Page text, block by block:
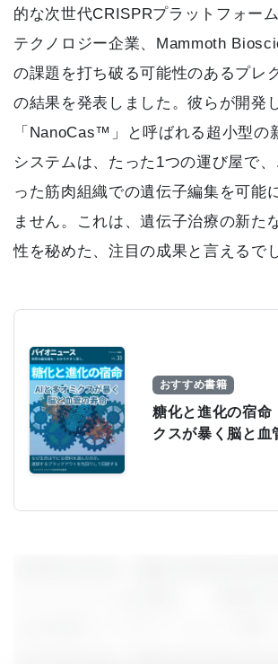
的な次世代CRISPRプラットフォー
テクノロジー企業、Mammoth
の課題を打ち破る可能性のあるプレ
の結果を発表しました。彼らが開発
「NanoCas™」と呼ばれる超小型の
システムは、たった1つの運び屋で
った筋肉組織での遺伝子編集を可能
ません。これは、遺伝子治療の新た
性を秘めた、注目の成果と言えるで
おすすめ書籍
糖化と進化の宿命
クスが暴く脳と血